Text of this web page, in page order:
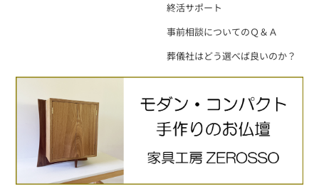
終活サポート
事前相談についてのＱ＆Ａ
葬儀社はどう選べば良いのか？